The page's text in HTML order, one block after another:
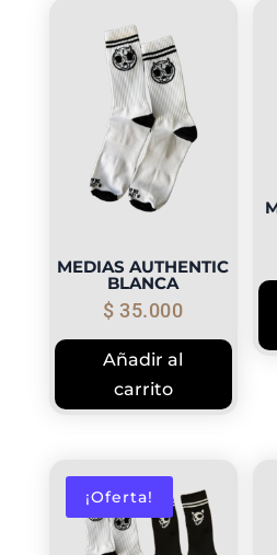
MEDIAS AUTHENTIC
BLANCA
$ 35.000
Añadir al
carrito
¡Oferta!